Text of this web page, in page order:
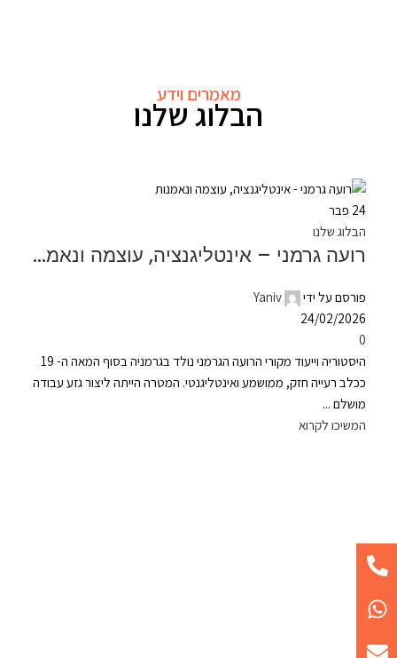
מאמרים וידע
הבלוג שלנו
24 פבר
הבלוג שלנו
רועה גרמני – אינטליגנציה, עוצמה ונאמנות
פורסם על ידי
Yaniv
24/02/2026
0
היסטוריה וייעוד מקורי הרועה הגרמני נולד בגרמניה בסוף המאה ה- 19
ככלב רעייה חזק, ממושמע ואינטליגנטי. המטרה הייתה ליצור גזע עבודה
מושלם ...
המשיכו לקרוא